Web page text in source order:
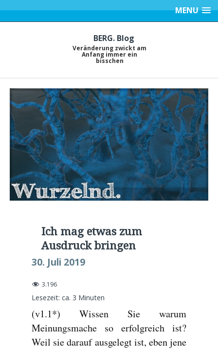
MENU
BERG. Blog
Veränderung zwickt am
Anfang immer ein
bisschen
Ich mag etwas zum
Ausdruck bringen
30. Juli 2019
3.196
Lesezeit: ca. 3 Minuten
(v1.1*) Wissen Sie warum
Meinungsmache so erfolgreich ist?
Weil sie darauf ausgelegt ist, eben jene